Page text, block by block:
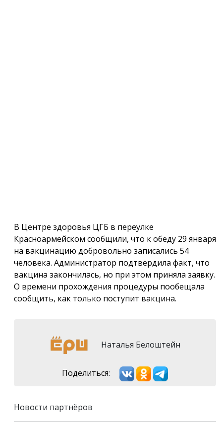
В Центре здоровья ЦГБ в переулке
Красноармейском сообщили, что к обеду 29 января
на вакцинацию добровольно записались 54
человека. Администратор подтвердила факт, что
вакцина закончилась, но при этом приняла заявку.
О времени прохождения процедуры пообещала
сообщить, как только поступит вакцина.
Наталья Белоштейн
Поделиться:
Новости партнёров